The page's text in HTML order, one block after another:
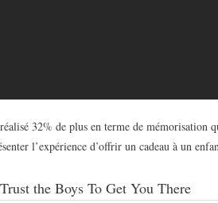
32% de plus en terme de mémorisation
l’expérience d’offrir un cadeau à un
the Boys To Get You There